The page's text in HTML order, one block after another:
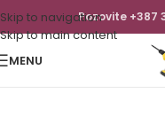
Skip to navigation
Skip to main content
Pozovite +387
MENU